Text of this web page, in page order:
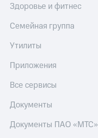
Здоровье и фитнес
Семейная группа
Утилиты
Приложения
Все сервисы
Документы
Документы ПАО «МТС»